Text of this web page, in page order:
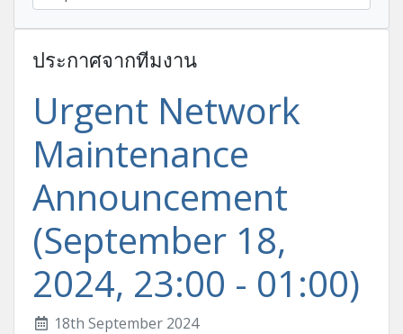
ประกาศจากทีมงาน
Urgent Network
Maintenance
Announcement
(September 18,
2024, 23:00 - 01:00)
18th September 2024